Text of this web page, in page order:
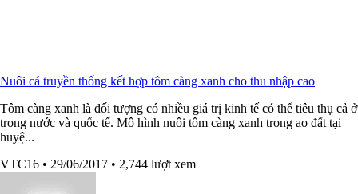
Nuôi cá truyền thống kết hợp tôm càng xanh cho thu nhập cao
Tôm càng xanh là đối tượng có nhiều giá trị kinh tế có thể tiêu thụ cả ở
trong nước và quốc tế. Mô hình nuôi tôm càng xanh trong ao đất tại
huyệ...
VTC16 • 29/06/2017 • 2,744 lượt xem